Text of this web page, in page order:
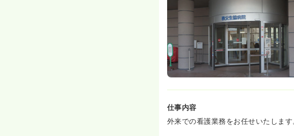
仕事内容
外来での看護業務をお任せいたします